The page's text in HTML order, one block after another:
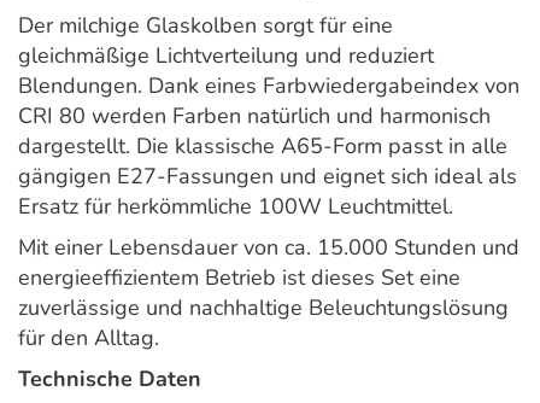
Der milchige Glaskolben sorgt für eine
gleichmäßige Lichtverteilung und reduziert
Blendungen. Dank eines Farbwiedergabeindex von
CRI 80 werden Farben natürlich und harmonisch
dargestellt. Die klassische A65-Form passt in alle
gängigen E27-Fassungen und eignet sich ideal als
Ersatz für herkömmliche 100W Leuchtmittel.
Mit einer Lebensdauer von ca. 15.000 Stunden und
energieeffizientem Betrieb ist dieses Set eine
zuverlässige und nachhaltige Beleuchtungslösung
für den Alltag.
Technische Daten